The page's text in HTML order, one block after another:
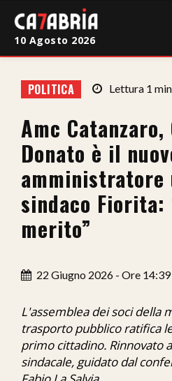
Cronaca
Giudiziaria
Politica
Sport
Attualità
Ita-Mondo
C7 Play
10 Agosto 2026
POLITICA Lettura 1
Amc Catanzaro,
Donato è il
amministratore
sindaco Fiorita:
merito”
22 Giugno 2026 - Ore 14:39
L'assemblea dei soci della
trasporto pubblico ratifica
primo cittadino. Rinnovato
sindacale, guidato dal